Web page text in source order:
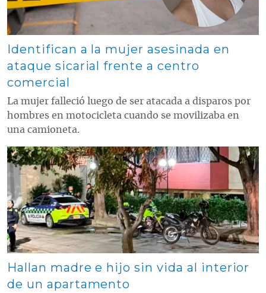
Identifican a la mujer asesinada en
ataque sicarial frente a centro
comercial
La mujer falleció luego de ser atacada a disparos por
hombres en motocicleta cuando se movilizaba en
una camioneta.
Contenido multimedia principal
Hallan madre e hijo sin vida al interior
de un apartamento